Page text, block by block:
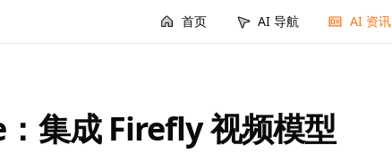
首页 AI 导航 AI 资讯
集成 Firefly 视频模型